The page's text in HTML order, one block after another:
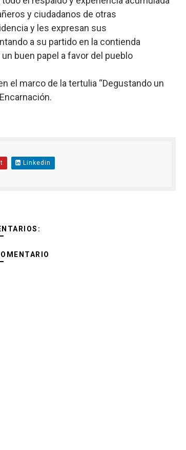
y ciudadanos de otras
y les expresan sus
a su partido en la contienda
buen papel a favor del pueblo
el marco de la tertulia “Degustando un
Linkedin